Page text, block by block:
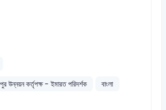
উন্নয়ন কর্তৃপক্ষ - ইমারত পরিদর্শক
বাংলা